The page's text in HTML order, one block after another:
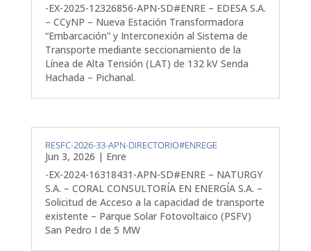
-EX-2025-12326856-APN-SD#ENRE – EDESA S.A.
– CCyNP – Nueva Estación Transformadora
“Embarcación” y Interconexión al Sistema de
Transporte mediante seccionamiento de la
Línea de Alta Tensión (LAT) de 132 kV Senda
Hachada – Pichanal.
RESFC-2026-33-APN-DIRECTORIO#ENREGE
Jun 3, 2026 | Enre
-EX-2024-16318431-APN-SD#ENRE – NATURGY
S.A. – CORAL CONSULTORÍA EN ENERGÍA S.A. –
Solicitud de Acceso a la capacidad de transporte
existente – Parque Solar Fotovoltaico (PSFV)
San Pedro I de 5 MW